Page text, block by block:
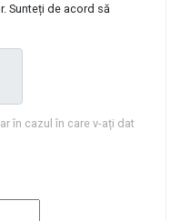
Sunteți de acord să
în cazul în care v-ați dat